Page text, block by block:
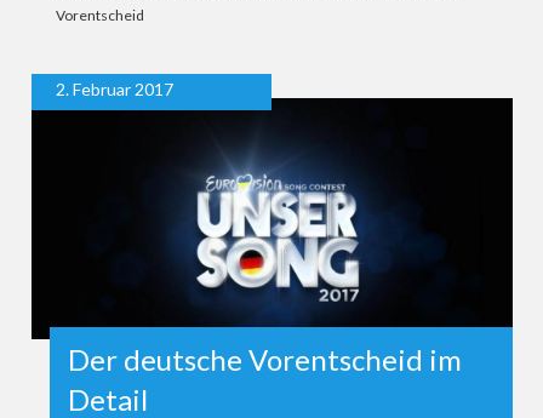
Vorentscheid
2. Februar 2017
Der deutsche Vorentscheid im
Detail